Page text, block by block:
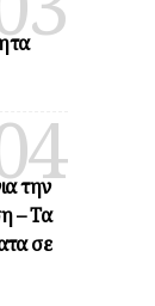
την
– Τα
σε